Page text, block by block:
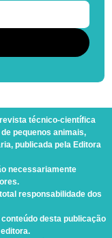
técnico-científica
pequenos animais,
publicada pela Editora
necessariamente
responsabilidade dos
desta publicação